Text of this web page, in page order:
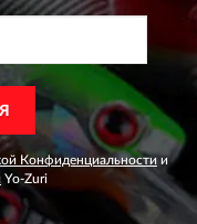
Конфиденциальности и
Yo-Zuri